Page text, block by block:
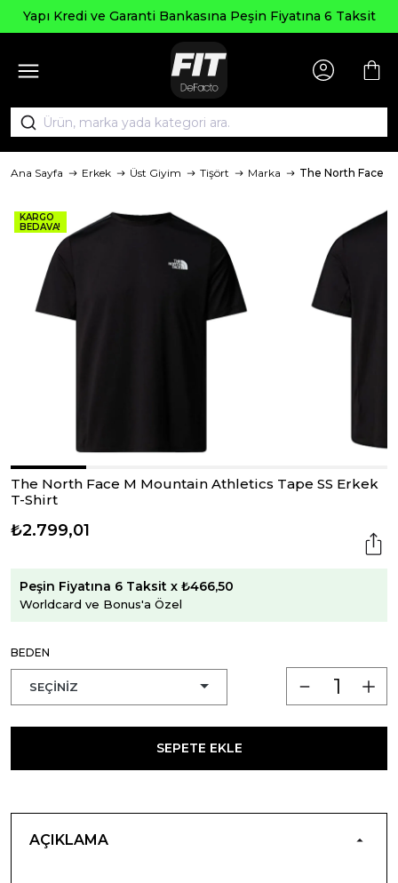
Yapı Kredi ve Garanti Bankasına Peşin Fiyatına 6 Taksit
Ana Sayfa Erkek Üst Giyim Tişört Marka The North Face
KARGO
BEDAVA!
The North Face M Mountain Athletics Tape SS Erkek
T-Shirt
₺2.799,01
Peşin Fiyatına 6 Taksit x ₺466,50
Worldcard ve Bonus'a Özel
BEDEN
SEPETE EKLE
AÇIKLAMA